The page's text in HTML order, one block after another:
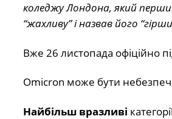
коледжу Лондона, який
“жахливу” і назвав його
Вже 26 листопада офіційно
Omicron може бути
Найбільш вразливі